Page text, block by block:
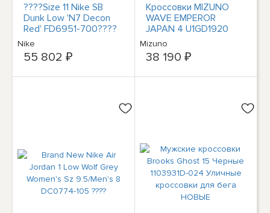
????Size 11 Nike SB
Dunk Low 'N7 Decon
Red' FD6951-700????
DS Og All
Nike
55 802 ₽
Кроссовки MIZUNO
WAVE EMPEROR
JAPAN 4 U1GD1920
Желто-розовые
US6(24 см)
Mizuno
38 190 ₽